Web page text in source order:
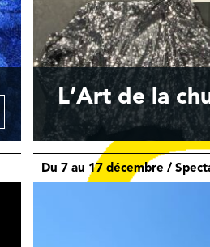
L’Art de la
Du 7 au 17 décembre /